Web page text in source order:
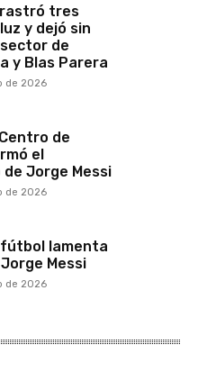
tres
y dejó sin
de
y Blas Parera
de 2026
de
el
Jorge Messi
de 2026
fútbol lamenta
Messi
de 2026